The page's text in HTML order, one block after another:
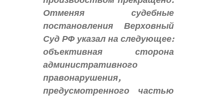
Отменяя судебные
постановления Верховный
Суд РФ указал на следующее:
объективная сторона
административного
правонарушения,
предусмотренного частью